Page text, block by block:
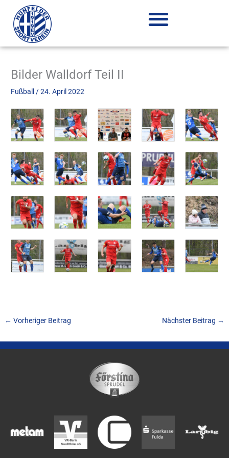
Inhalt
springen
Bilder Walldorf Teil II
Fußball /24. April 2022
← Vorheriger Beitrag Nächster Beitrag →